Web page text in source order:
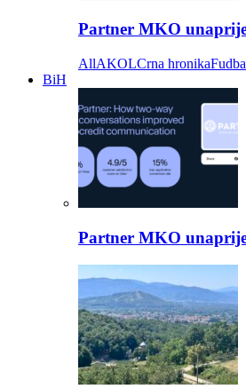
Partner MKO
AllAKOLCrna hronika
BiH
Partner MKO